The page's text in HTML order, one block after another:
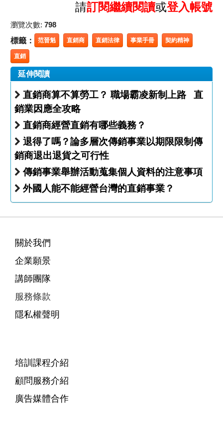
請訂閱繼續閱讀或登入帳號
瀏覽次數: 798
標籤： 范晉魁 直銷商 直銷法律 事業手冊 契約精神
直銷
延伸閱讀
直銷商算不算勞工？ 職場霸凌新制上路 直
銷業因應全攻略
直銷商經營直銷有哪些義務？
退得了嗎？論多層次傳銷事業以期限限制傳
銷商退出退貨之可行性
傳銷事業舉辦活動蒐集個人資料的注意事項
外國人能不能經營台灣的直銷事業？
關於我們
企業願景
講師團隊
服務條款
隱私權聲明
培訓課程介紹
顧問服務介紹
廣告媒體合作